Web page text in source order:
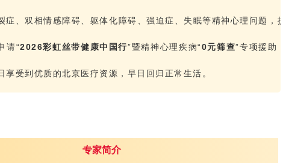
症 、双相情感障碍、躯体化障碍、强迫症、失眠等精神心理问题，提
请“2026彩虹丝带健康中国行”暨精神心理疾病“0元筛查”专项援助，
享受到优质的北京医疗资源，早日回归正常生活。
专家简介